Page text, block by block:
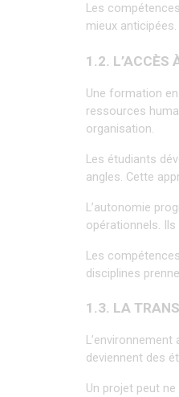
Les
mieux
1.2. L’ACCÈS
Une formation
ressources
organisation.
Les étudiants
angles. Cette
L’autonomie
opérationnels.
Les
disciplines
1.3. LA
deviennent des
Un projet peut